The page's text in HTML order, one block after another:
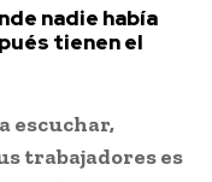
nadie había
tienen el
escuchar,
trabajadores es